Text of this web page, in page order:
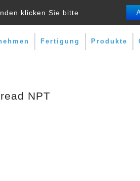
klicken Sie bitte
Fertigung Produkte
NPT